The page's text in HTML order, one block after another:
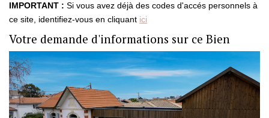
IMPORTANT : Si vous avez déjà des codes d'accés personnels à
ce site, identifiez-vous en cliquant ici
Votre demande d'informations sur ce Bien